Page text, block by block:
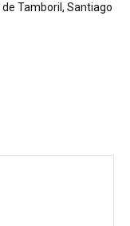
Tamboril, Santiago